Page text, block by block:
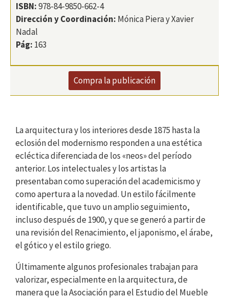
ISBN:978-84-9850-662-4
Dirección y Coordinación: Mónica Piera y Xavier
Nadal
Pág: 163
Compra la publicación
La arquitectura y los interiores desde 1875 hasta la
eclosión del modernismo responden a una estética
ecléctica diferenciada de los «neos» del período
anterior. Los intelectuales y los artistas la
presentaban como superación del academicismo y
como apertura a la novedad. Un estilo fácilmente
identificable, que tuvo un amplio seguimiento,
incluso después de 1900, y que se generó a partir de
una revisión del Renacimiento, el japonismo, el árabe,
el gótico y el estilo griego.
Últimamente algunos profesionales trabajan para
valorizar, especialmente en la arquitectura, de
manera que la Asociación para el Estudio del Mueble